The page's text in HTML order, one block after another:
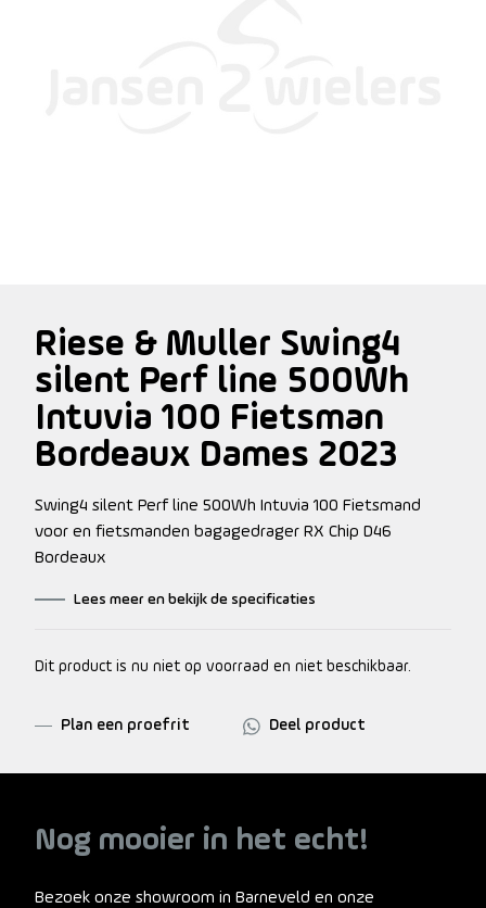
Riese & Muller Swing4
silent Perf line 500Wh
Intuvia 100 Fietsman
Bordeaux Dames 2023
Swing4 silent Perf line 500Wh Intuvia 100 Fietsmand
voor en fietsmanden bagagedrager RX Chip D46
Bordeaux
Lees meer en bekijk de specificaties
Dit product is nu niet op voorraad en niet beschikbaar.
Plan een proefrit Deel product
Nog mooier in het echt!
Bezoek onze showroom in Barneveld en onze